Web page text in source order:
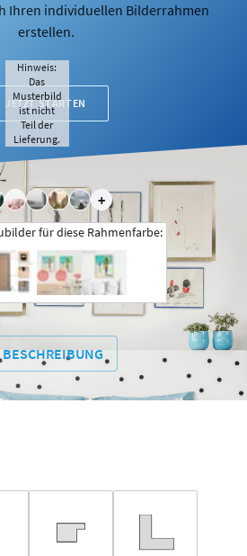
Ihren individuellen Bilderrahmen
erstellen.
JETZT STARTEN
+
Hinweis:
Das
Musterbild
ist nicht
Teil der
Lieferung.
für diese Rahmenfarbe:
BESCHREIBUNG